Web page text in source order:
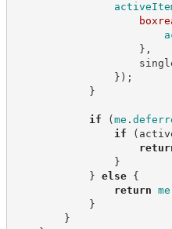
} ,
} ) ;
}
if (me .
if
(
}
}
else {
return
me
}
}